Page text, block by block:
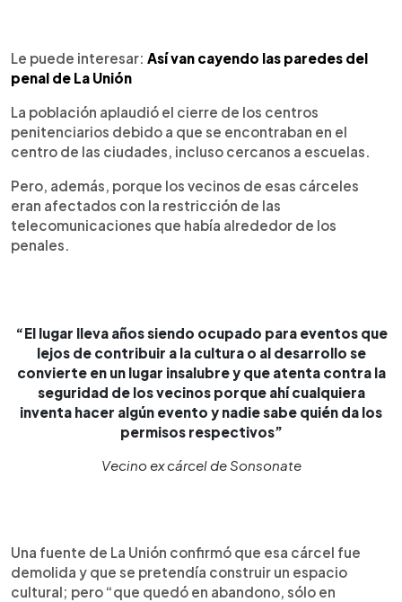
Le puede interesar: Así van cayendo las paredes del
penal de La Unión
La población aplaudió el cierre de los centros
penitenciarios debido a que se encontraban en el
centro de las ciudades, incluso cercanos a escuelas.
Pero, además, porque los vecinos de esas cárceles
eran afectados con la restricción de las
telecomunicaciones que había alrededor de los
penales.
“El lugar lleva años siendo ocupado para eventos que
lejos de contribuir a la cultura o al desarrollo se
convierte en un lugar insalubre y que atenta contra la
seguridad de los vecinos porque ahí cualquiera
inventa hacer algún evento y nadie sabe quién da los
permisos respectivos”
Vecino ex cárcel de Sonsonate
Una fuente de La Unión confirmó que esa cárcel fue
demolida y que se pretendía construir un espacio
cultural; pero “que quedó en abandono, sólo en